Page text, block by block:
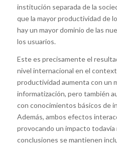
institución separada de la
que la mayor productividad de
hay un mayor dominio de las
los usuarios.
Este es precisamente el
nivel internacional en el
productividad aumenta con un
informatización, pero también
con conocimientos básicos de
Además, ambos efectos
provocando un impacto todavía
conclusiones se mantienen